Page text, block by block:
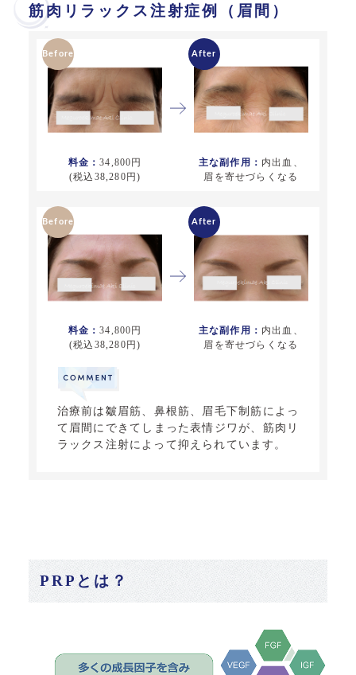
筋肉リラックス注射症例（眉間）
料金：34,800円
(税込38,280円)
主な副作用： 内出血、
眉を寄せづらくなる
料金：34,800円
(税込38,280円)
主な副作用： 内出血、
眉を寄せづらくなる
治療前は皺眉筋、鼻根筋、眉毛下制筋によっ
て眉間にできてしまった表情ジワが、筋肉リ
ラックス注射によって抑えられています。
PRPとは？